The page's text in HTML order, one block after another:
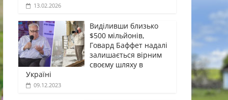
13.02.2026
Виділивши близько
$500 мільйонів,
Говард Баффет надалі
залишається вірним
своєму шляху в
Україні
09.12.2023